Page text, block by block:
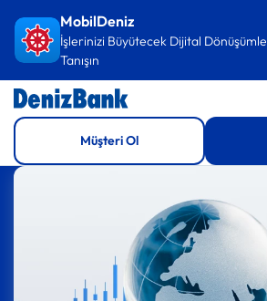
İçeriğe GitMobilDeniz
İşlerinizi Büyütecek Dijital Dönüşümle
Tanışın
Müşteri Ol